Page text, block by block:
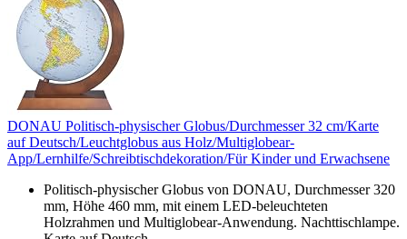
DONAU Politisch-physischer Globus/Durchmesser 32 cm/Karte
auf Deutsch/Leuchtglobus aus Holz/Multiglobear-
App/Lernhilfe/Schreibtischdekoration/Für Kinder und Erwachsene
Politisch-physischer Globus von DONAU, Durchmesser 320
mm, Höhe 460 mm, mit einem LED-beleuchteten
Holzrahmen und Multiglobear-Anwendung. Nachttischlampe.